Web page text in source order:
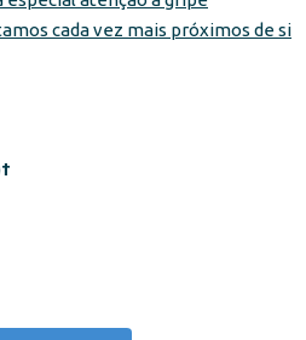
cada vez mais próximos de si